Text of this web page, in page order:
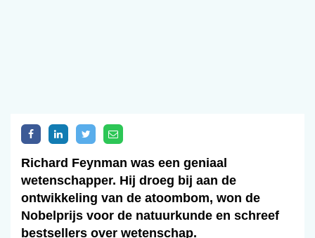
Richard Feynman was een geniaal
wetenschapper. Hij droeg bij aan de
ontwikkeling van de atoombom, won de
Nobelprijs voor de natuurkunde en schreef
bestsellers over wetenschap.